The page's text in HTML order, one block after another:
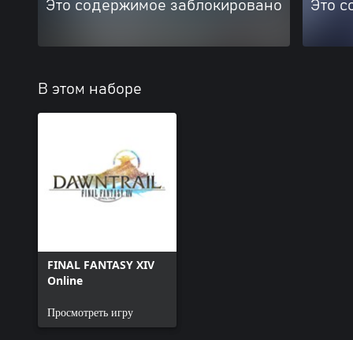
Это содержимое заблокировано Это
В этом наборе
FINAL FANTASY XIV
Online
Просмотреть игру